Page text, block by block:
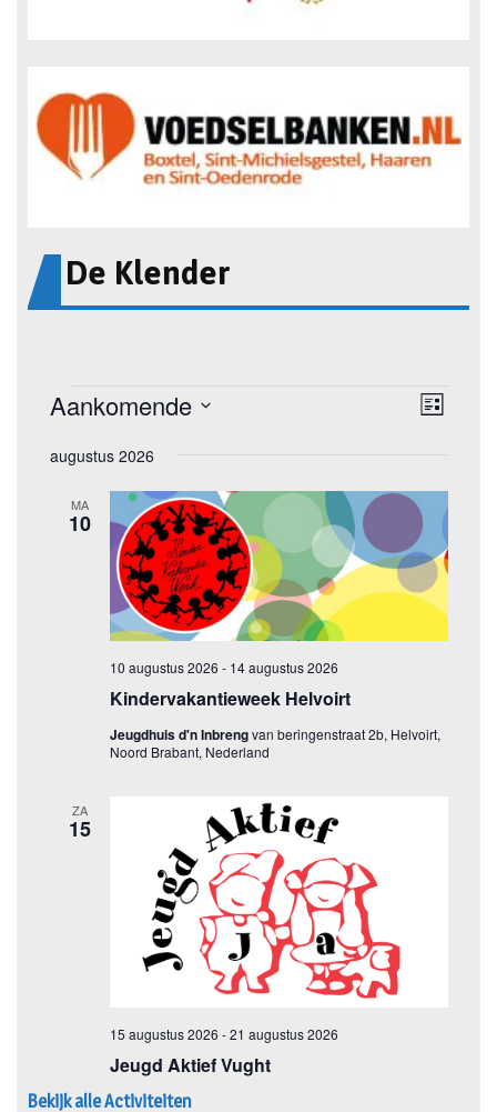
De Klender
Bekijk alle Activiteiten